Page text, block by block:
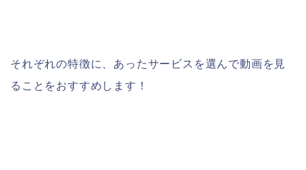
それぞれの特徴に、あったサービスを選んで動画を見
ることをおすすめします！